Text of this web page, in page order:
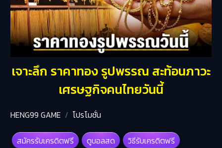
เจาะลึก ราคาทอง รูปพรรณ สะท้อนภาวะ
เศรษฐกิจคนไทยวันนี้
HENG99 GAME โปรโมชั่น
สมัครรับเครดิตฟรี ดูบอลสด วิธีรับเครดิตฟรี